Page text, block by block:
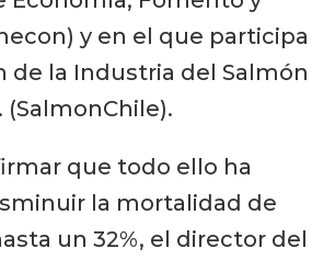
y en el que participa
de la Industria del Salmón
(SalmonChile).
que todo ello ha
la mortalidad de
un 32%, el director del